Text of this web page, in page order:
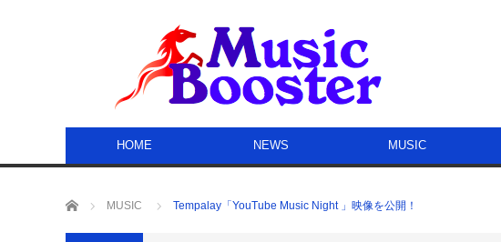
HOME NEWS MUSIC
ホーム MUSIC Tempalay「YouTube Music Night 」映像を公開！